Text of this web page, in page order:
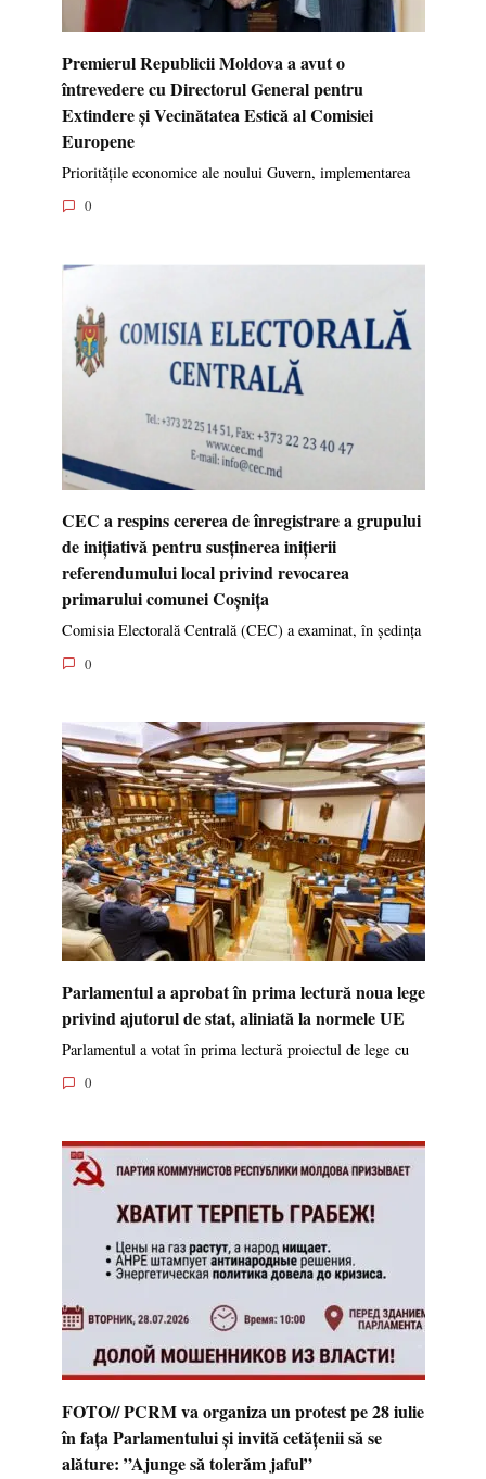
Premierul Republicii Moldova a avut o
întrevedere cu Directorul General pentru
Extindere și Vecinătatea Estică al Comisiei
Europene
Prioritățile economice ale noului Guvern, implementarea
0
CEC a respins cererea de înregistrare a grupului
de inițiativă pentru susținerea inițierii
referendumului local privind revocarea
primarului comunei Coșnița
Comisia Electorală Centrală (CEC) a examinat, în ședința
0
Parlamentul a aprobat în prima lectură noua lege
privind ajutorul de stat, aliniată la normele UE
Parlamentul a votat în prima lectură proiectul de lege cu
0
FOTO// PCRM va organiza un protest pe 28 iulie
în fața Parlamentului și invită cetățenii să se
alăture: ”Ajunge să tolerăm jaful”